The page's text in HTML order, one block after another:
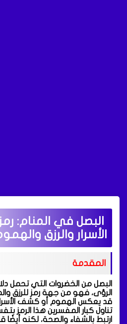
البصل في المنام:
الأسرار والرزق
المقدمة
البصل من الخضروات التي تحمل
الرؤى، فهو من جهة رمز للرزق
قد يعكس الهموم أو كشف
تناول كبار المفسرين هذا الرمز
ارتبط بالشفاء والصحة، لكنه